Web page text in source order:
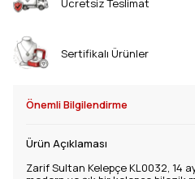
Sertifikalı Ürünler
Önemli Bilgilendirme
Ürün Açıklaması
Zarif Sultan Kelepçe KL0032, 14